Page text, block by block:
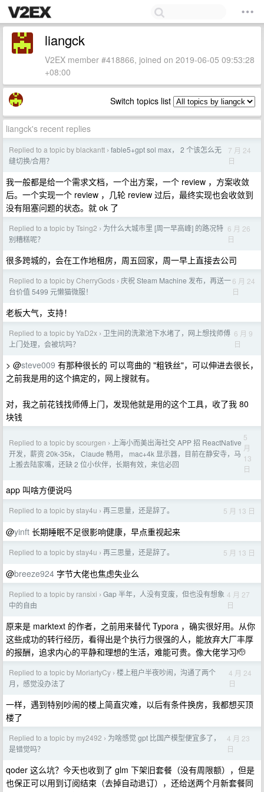
liangck
V2EX member #418866, joined on 2019-06-05 09:53:28
+08:00
Switch topics list
liangck's recent replies
Replied to a topic by blackantt › fable5+gpt sol max， 2 个该怎么无
缝切换/合用？
7 月 24
日
我一般都是给一个需求文档，一个出方案，一个 review ，方案收敛
后。一个实现一个 review ，几轮 review 过后，最终实现也会收敛到
没有阻塞问题的状态。就 ok 了
Replied to a topic by Tsing2 › 为什么大城市里 [周一早高峰] 的路况特
别糟糕呢？
6 月 26
日
很多跨城的，会在工作地租房，周五回家，周一早上直接去公司
Replied to a topic by CherryGods › 庆祝 Steam Machine 发布，再送一
台价值 5499 元懒猫微服！
6 月 24
日
老板大气，支持！
Replied to a topic by YaD2x › 卫生间的洗漱池下水堵了，网上想找师傅
上门处理，会被坑吗？
6 月 9
日
> @steve009 有那种很长的 可以弯曲的 "粗铁丝"，可以伸进去很长，
之前我是用的这个搞定的，网上搜就有。
对，我之前花钱找师傅上门，发现他就是用的这个工具，收了我 80
块钱
Replied to a topic by scourgen ›
上海小而美出海社交 APP 招 ReactNative
开发，薪资 20k-35k， Claude 畅用， mac+4k 显示器，目前在静安寺，马
上搬去陆家嘴，还缺 2 位小伙伴，长期有效，来信必回
5
月
13
日
app 叫啥方便说吗
Replied to a topic by stay4u › 再三思量，还是辞了。 5 月 13 日
@yinft 长期睡眠不足很影响健康，早点重视起来
Replied to a topic by stay4u › 再三思量，还是辞了。 5 月 13 日
@breeze924 字节大佬也焦虑失业么
Replied to a topic by ransixi › Gap 半年，人没有变废，但也没有想象
中的自由
4 月 27
日
原来是 marktext 的作者，之前用来替代 Typora ，确实很好用。从你
这些成功的转行经历，看得出是个执行力很强的人，能放弃大厂丰厚
的报酬，追求内心的平静和理想的生活，难能可贵。像大佬学习🫡
Replied to a topic by MoriartyCy › 楼上租户半夜吵闹，沟通了两个
月，感觉没办法了
4 月 24
日
一样，遇到特别吵闹的楼上简直灾难，以后有条件换房，我都想买顶
楼了
Replied to a topic by my2492 › 为啥感觉 gpt 比国产模型便宜多了，
是错觉吗？
4 月 23
日
qoder 这么坑？今天也收到了 glm 下架旧套餐（没有周限额），但是
也保正可以用到订阅结束（去掉自动退订），还给送两个月新套餐同